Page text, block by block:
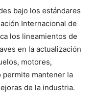
bajo los estándares
Internacional de
los lineamientos de
en la actualización
motores,
permite mantener la
de la industria.